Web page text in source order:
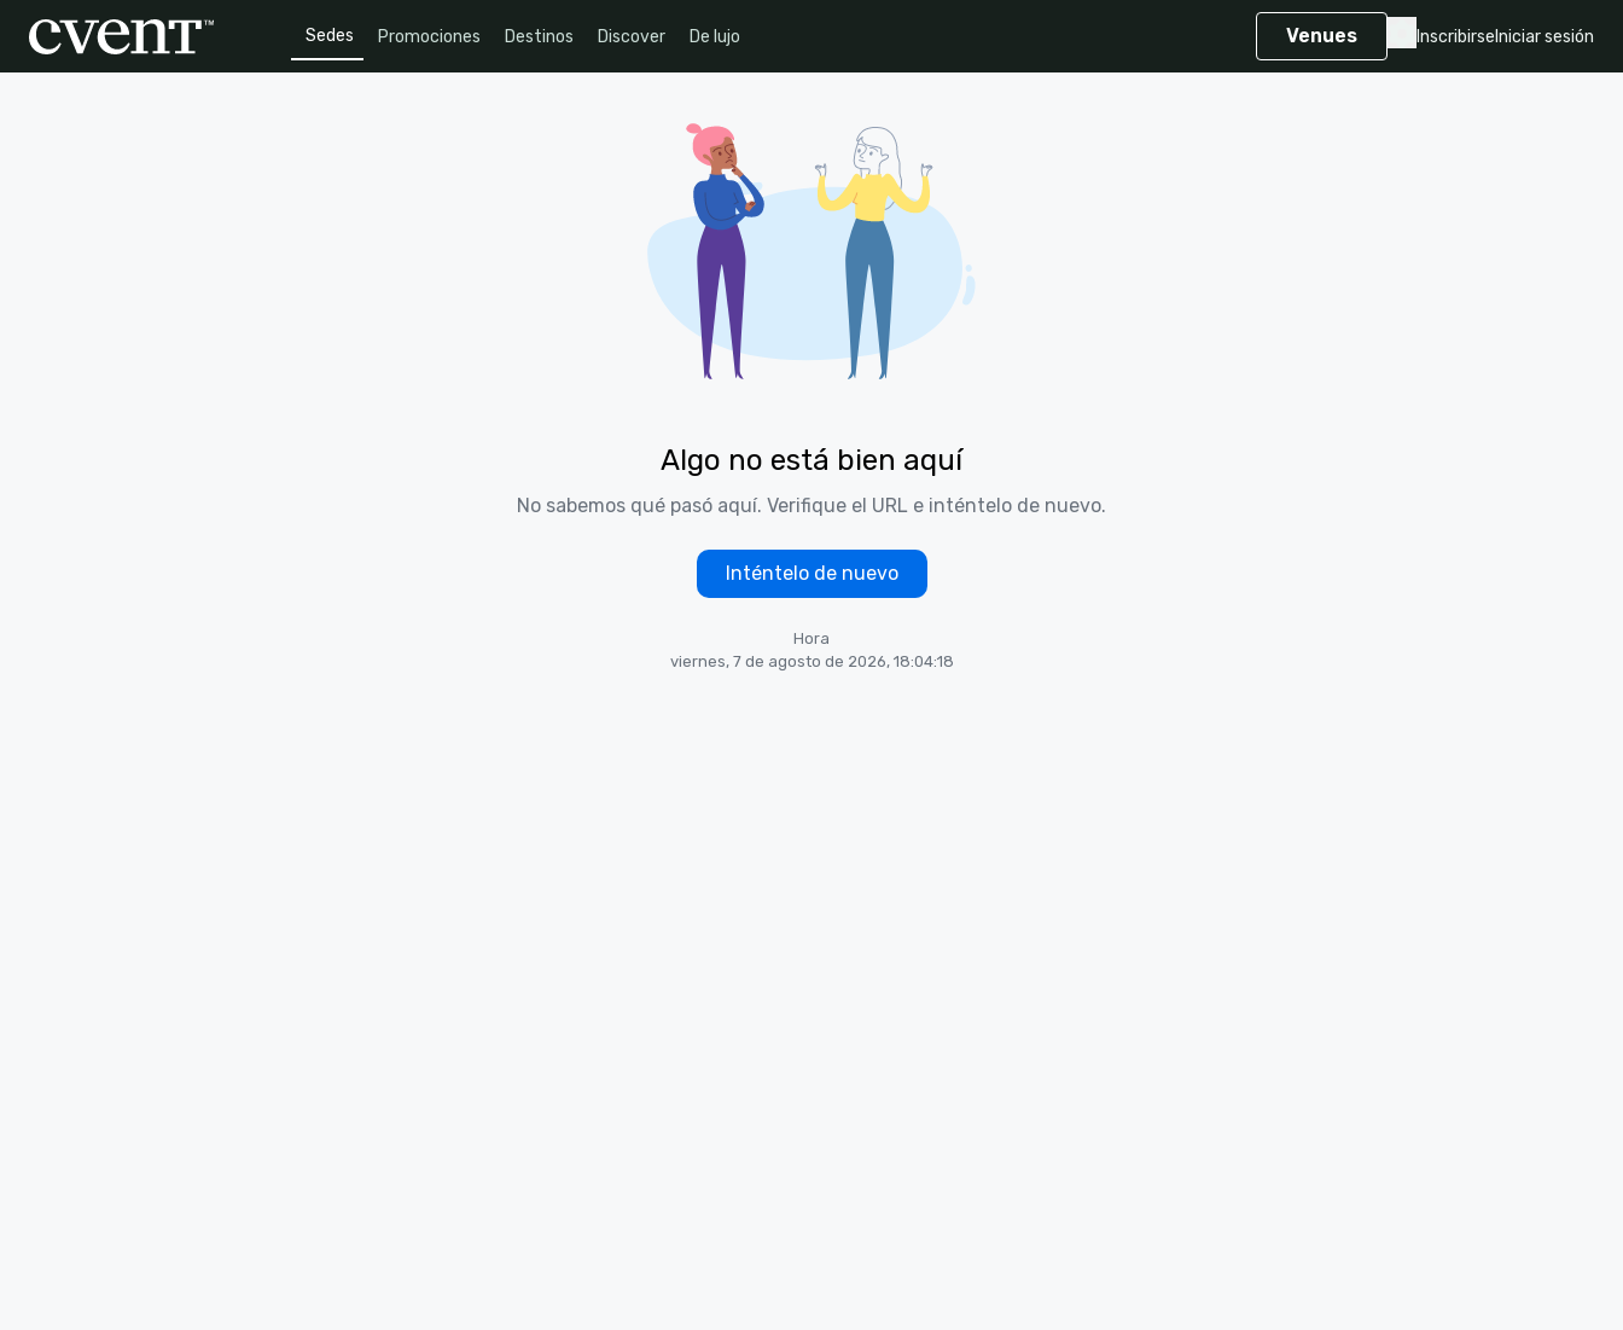
Sedes Promociones Destinos Discover De lujo Venues Inscribirse Iniciar sesión
Algo no está bien aquí
No sabemos qué pasó aquí. Verifique el URL e inténtelo de nuevo.
Inténtelo de nuevo
Hora
viernes, 7 de agosto de 2026, 18:04:18